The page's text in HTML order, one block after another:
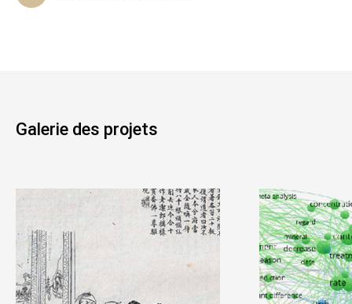
Galerie des projets